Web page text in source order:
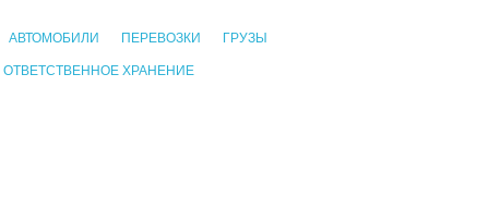
АВТОМОБИЛИ ПЕРЕВОЗКИ ГРУЗЫ
ОТВЕТСТВЕННОЕ ХРАНЕНИЕ